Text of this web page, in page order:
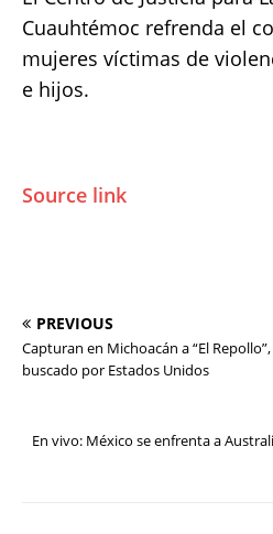
Cuauhtémoc refrenda el
mujeres víctimas de
e hijos.
Source link
PREVIOUS
Capturan en Michoacán a “El
buscado por Estados Unidos
En vivo: México se enfrenta a